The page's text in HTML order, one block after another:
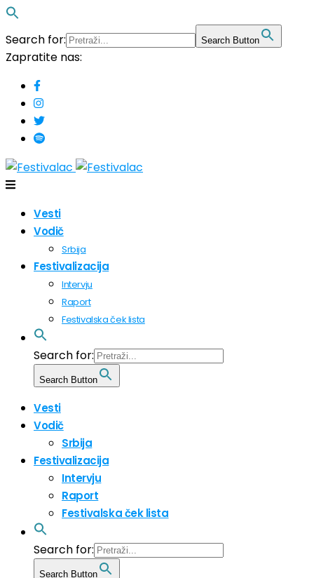
Search for: Search Button
Zapratite nas:
Vesti
Vodič
Srbija
Festivalizacija
Intervju
Raport
Festivalska ček lista
Search for:
Search Button
Vesti
Vodič
Srbija
Festivalizacija
Intervju
Raport
Festivalska ček lista
Search for:
Search Button